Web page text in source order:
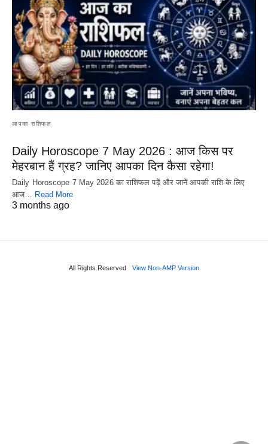
आपका राशिफल
Daily Horoscope 7 May 2026 : आज किस पर
मेहरबान हैं ग्रह? जानिए आपका दिन कैसा रहेगा!
Daily Horoscope 7 May 2026 का राशिफल पढ़ें और जानें आपकी राशि के लिए
आज… Read More
3 months ago
All Rights Reserved View Non-AMP Version